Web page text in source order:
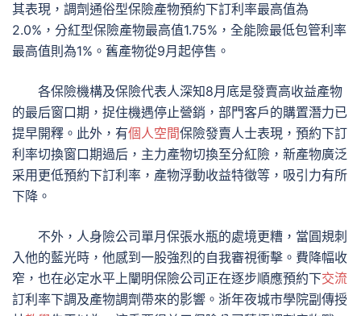
其表現，調劑通俗型保險產物預約下訂利率最高值為
2.0%，分紅型保險產物最高值1.75%，全能險最低包管利率
最高值則為1%。舊產物從9月起停售。
各保險機構及保險代表人深知8月底是發賣高收益產物
的最后窗口期，捉住機遇停止營銷，部門客戶的購置潛力已
提早開釋。此外，有個人空間保險發賣人士表現，預約下訂
利率切換窗口期過后，主力產物切換至分紅險，新產物廣泛
采用更低預約下訂利率，產物浮動收益特徵等，吸引力有所
下降。
不外，人身險公司單月保張水瓶的處境更糟，當圓規刺
入他的藍光時，他感到一股強烈的自我審視衝擊。費降幅收
窄，也在必定水平上闡明保險公司正在逐步順應預約下交流
訂利率下調及產物調劑帶來的影響。浙年夜城市學院副傳授